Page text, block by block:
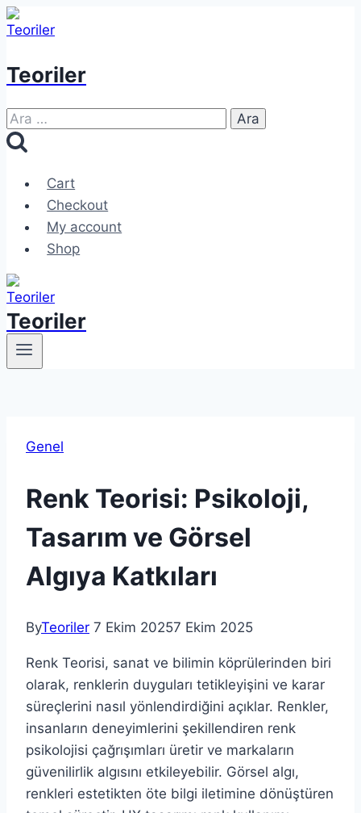
Skip
to
Teoriler
Arama:
Cart
Checkout
My account
Shop
Teoriler
Genel
Renk Teorisi: Psikoloji,
Tasarım ve Görsel
Algıya Katkıları
ByTeoriler 7 Ekim 20257 Ekim 2025
Renk Teorisi, sanat ve bilimin köprülerinden biri
olarak, renklerin duyguları tetikleyişini ve karar
süreçlerini nasıl yönlendirdiğini açıklar. Renkler,
insanların deneyimlerini şekillendiren renk
psikolojisi çağrışımları üretir ve markaların
güvenilirlik algısını etkileyebilir. Görsel algı,
renkleri estetikten öte bilgi iletimine dönüştüren